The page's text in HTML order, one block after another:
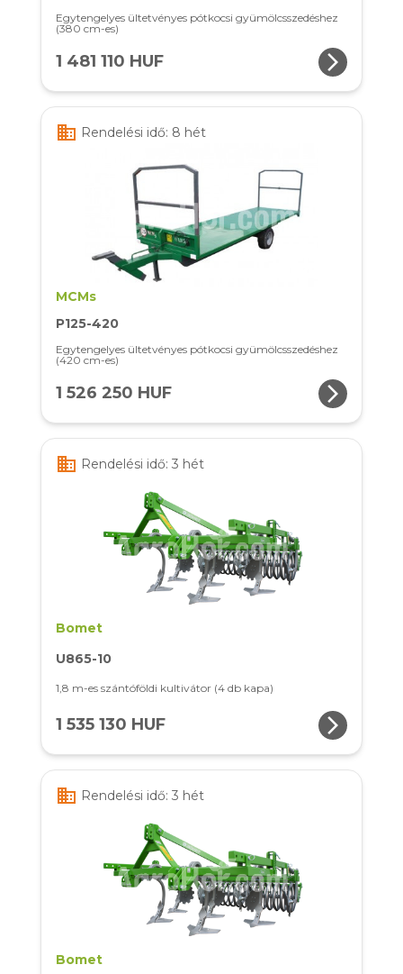
Egytengelyes ültetvényes pótkocsi gyümölcsszedéshez
(380 cm-es)
1 481 110 HUF arrow_forward_ios
business Rendelési idő: 8 hét
MCMs
P125-420
Egytengelyes ültetvényes pótkocsi gyümölcsszedéshez
(420 cm-es)
1 526 250 HUF arrow_forward_ios
business Rendelési idő: 3 hét
Bomet
U865-10
1,8 m-es szántóföldi kultivátor (4 db kapa)
1 535 130 HUF arrow_forward_ios
business Rendelési idő: 3 hét
Bomet